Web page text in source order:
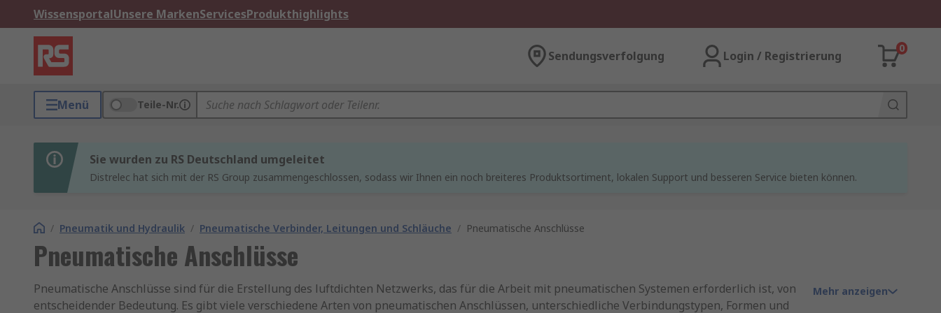
WissensportalUnsere MarkenServicesProdukthighlights
Sendungsverfolgung Login / Registrierung
0
Menü Teile-Nr.
Sie wurden zu RS Deutschland umgeleitet
Distrelec hat sich mit der RS Group zusammengeschlossen, sodass wir Ihnen ein noch breiteres Produktsortiment, lokalen Support und besseren Service bieten können.
/ Pneumatik und Hydraulik / Pneumatische Verbinder, Leitungen und Schläuche / Pneumatische Anschlüsse
Pneumatische Anschlüsse
Pneumatische Anschlüsse sind für die Erstellung des luftdichten Netzwerks, das für die Arbeit mit pneumatischen Systemen erforderlich ist, von
entscheidender Bedeutung. Es gibt viele verschiedene Arten von pneumatischen Anschlüssen, unterschiedliche Verbindungstypen, Formen und
Mehr anzeigen